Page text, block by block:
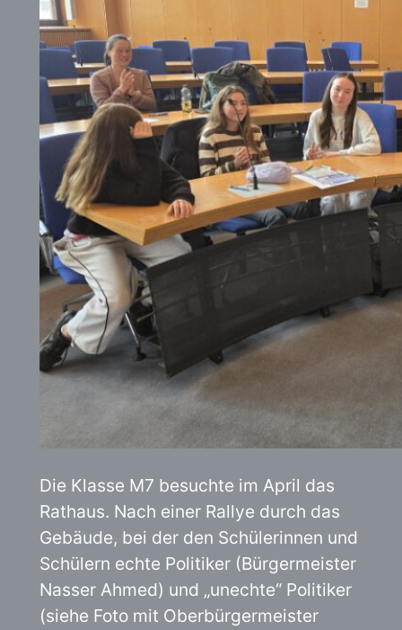
Die Klasse M7 besuchte im April das
Rathaus. Nach einer Rallye durch das
Gebäude, bei der den Schülerinnen und
Schülern echte Politiker (Bürgermeister
Nasser Ahmed) und „unechte“ Politiker
(siehe Foto mit Oberbürgermeister